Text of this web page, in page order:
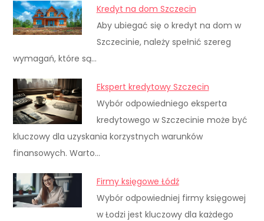
Kredyt na dom Szczecin
Aby ubiegać się o kredyt na dom w
Szczecinie, należy spełnić szereg
wymagań, które są…
Ekspert kredytowy Szczecin
Wybór odpowiedniego eksperta
kredytowego w Szczecinie może być
kluczowy dla uzyskania korzystnych warunków
finansowych. Warto…
Firmy księgowe Łódź
Wybór odpowiedniej firmy księgowej
w Łodzi jest kluczowy dla każdego